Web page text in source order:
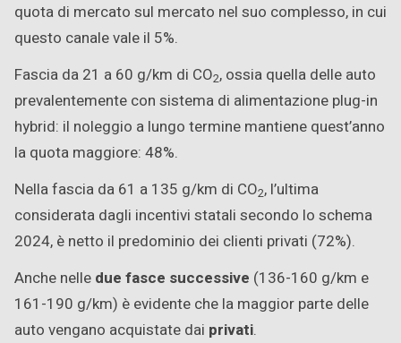
quota di mercato sul mercato nel suo complesso, in cui
questo canale vale il 5%.
Fascia da 21 a 60 g/km di CO2, ossia quella delle auto
prevalentemente con sistema di alimentazione plug-in
hybrid: il noleggio a lungo termine mantiene quest’anno
la quota maggiore: 48%.
Nella fascia da 61 a 135 g/km di CO2, l’ultima
considerata dagli incentivi statali secondo lo schema
2024, è netto il predominio dei clienti privati (72%).
Anche nelle due fasce successive (136-160 g/km e
161-190 g/km) è evidente che la maggior parte delle
auto vengano acquistate dai privati.